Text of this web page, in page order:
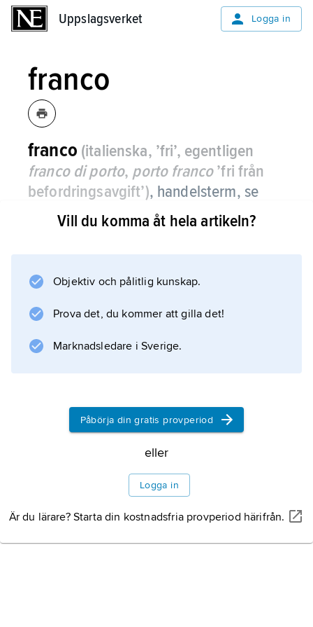
Uppslagsverket Logga in
franco
franco (italienska, ’fri’, egentligen
franco di porto, porto franco’fri från
befordringsavgift’), handelsterm, se
Vill du komma åt hela artikeln?
Objektiv och pålitlig kunskap.
Prova det, du kommer att gilla det!
Marknadsledare i Sverige.
Påbörja din gratis provperiod
eller
Logga in
Är du lärare? Starta din kostnadsfria provperiod härifrån.